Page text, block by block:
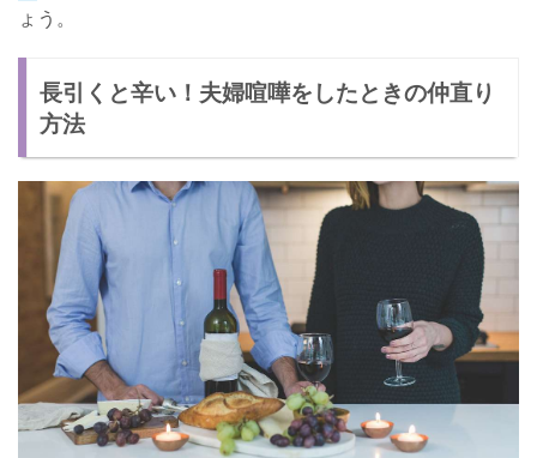
ょう。
長引くと辛い！夫婦喧嘩をしたときの仲直り
方法